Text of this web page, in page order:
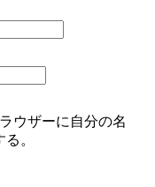
ウザーに自分の名
。